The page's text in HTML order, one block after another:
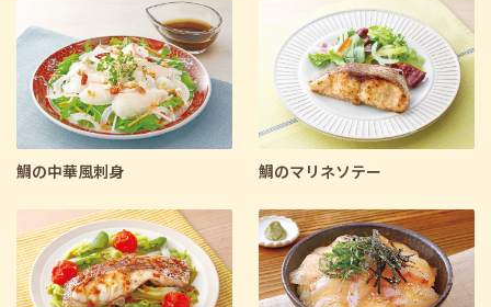
料理区分で絞り込む
主食
主菜 副菜 デザート 汁物
さらに条件を指定して検索
鯛の中華風刺身 鯛のマリネソテー